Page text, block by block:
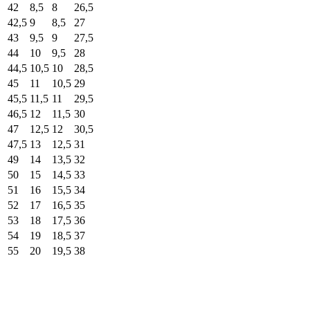
42
8,5 8
26,5
42,5 9 8,5
27
43
9,5 9
27,5
44
10 9,5
28
44,5 10,5 10
28,5
45
11 10,5 29
45,5 11,5 11
29,5
46,5 12 11,5 30
47
12,5 12
30,5
47,5 13 12,5 31
49
14 13,5 32
50
15 14,5 33
51
16 15,5 34
52
17 16,5 35
53
18 17,5 36
54
19 18,5 37
55
20 19,5 38